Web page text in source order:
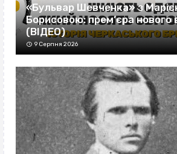
«Бульвар Шевченка» з
Борисовою: прем’єра нового
(ВІДЕО)
9 Серпня 2026